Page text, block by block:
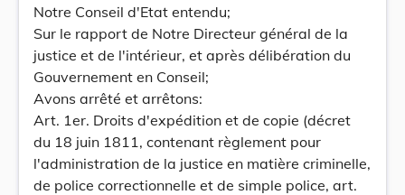
Notre Conseil d'Etat entendu;
Sur le rapport de Notre Directeur général de la
justice et de l'intérieur, et après délibération du
Gouvernement en Conseil;
Avons arrêté et arrêtons:
Art. 1er. Droits d'expédition et de copie (décret
du 18 juin 1811, contenant règlement pour
l'administration de la justice en matière criminelle,
de police correctionnelle et de simple police, art.